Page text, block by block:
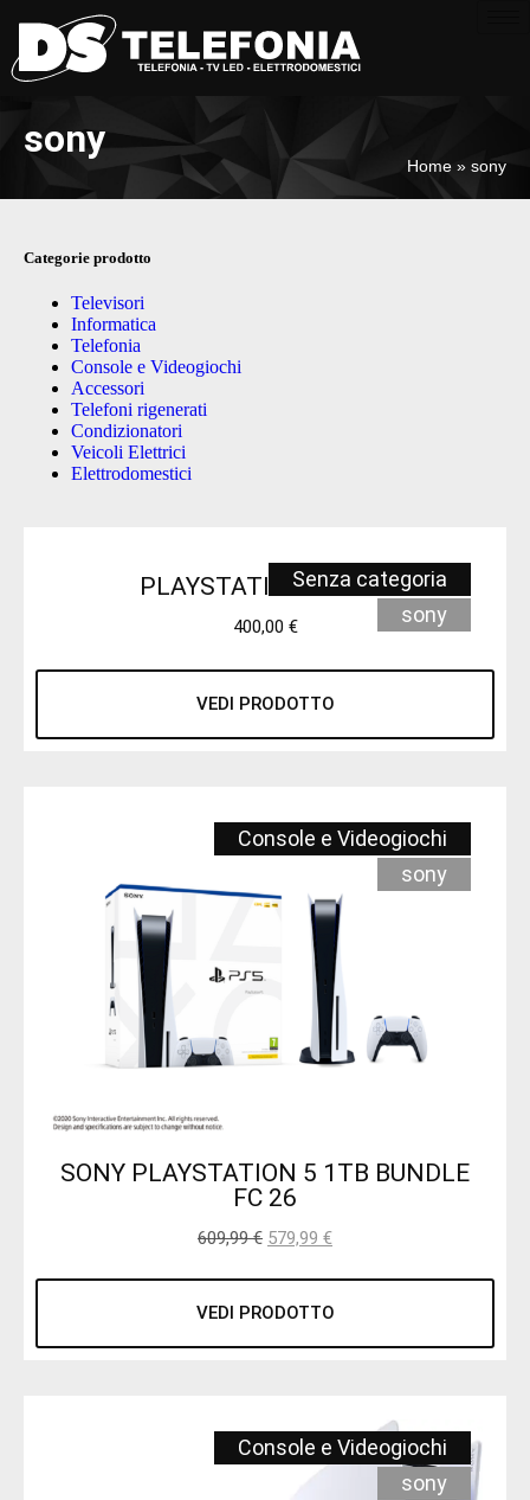
sony
Home » sony
Categorie prodotto
Televisori
Informatica
Telefonia
Console e Videogiochi
Accessori
Telefoni rigenerati
Condizionatori
Veicoli Elettrici
Elettrodomestici
Senza categoria
sony
PLAYSTATION 5 SLIM
400,00 €
VEDI PRODOTTO
Console e Videogiochi
sony
SONY PLAYSTATION 5 1TB BUNDLE
FC 26
609,99€ 579,99 €
VEDI PRODOTTO
Console e Videogiochi
sony